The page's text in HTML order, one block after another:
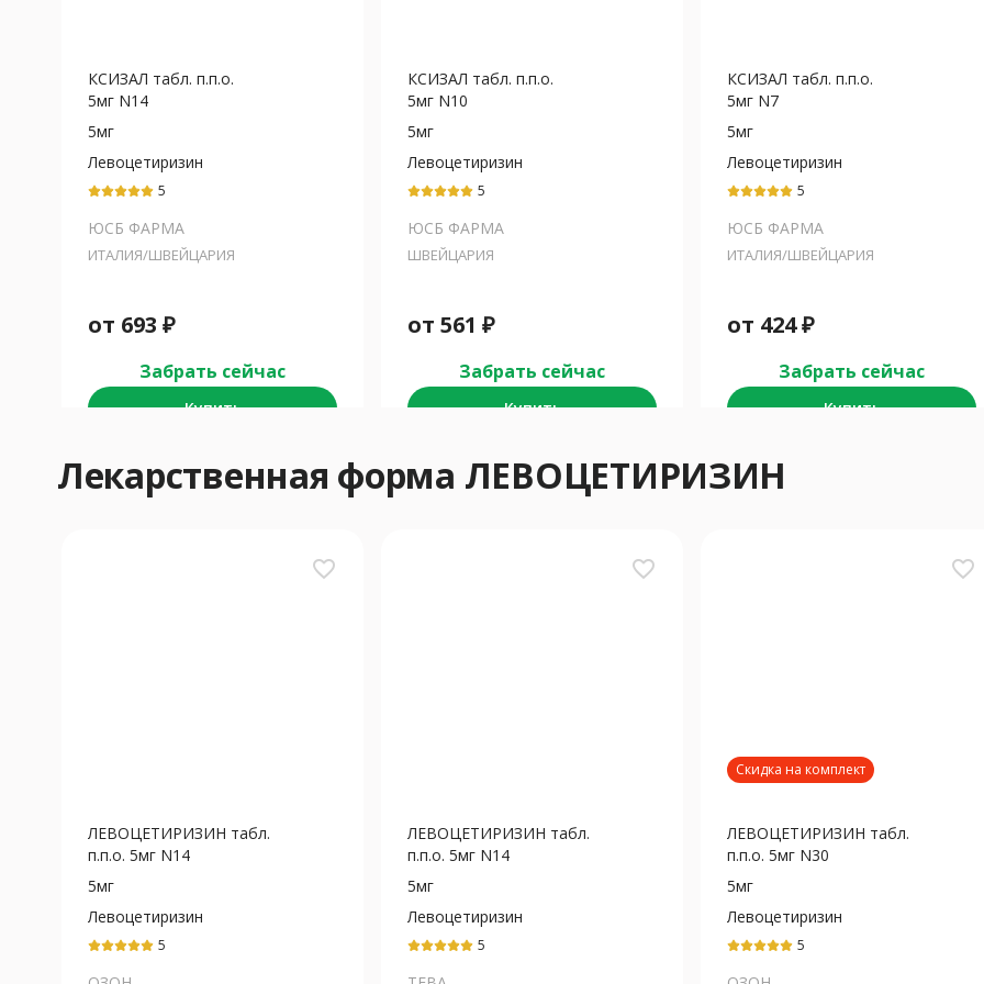
КСИЗАЛ табл. п.п.о.
5мг N14
5мг
Левоцетиризин
5
ЮСБ ФАРМА
ИТАЛИЯ/ШВЕЙЦАРИЯ
от 693 ₽
Забрать сейчас
Купить
КСИЗАЛ табл. п.п.о.
5мг N10
5мг
Левоцетиризин
5
ЮСБ ФАРМА
ШВЕЙЦАРИЯ
от 561 ₽
Забрать сейчас
Купить
КСИЗАЛ табл. п.п.о.
5мг N7
5мг
Левоцетиризин
5
ЮСБ ФАРМА
ИТАЛИЯ/ШВЕЙЦАРИЯ
от 424₽
Забрать сейчас
Купить
Лекарственная форма ЛЕВОЦЕТИРИЗИН
favorite_border
ЛЕВОЦЕТИРИЗИН табл.
п.п.о. 5мг N14
5мг
Левоцетиризин
5
favorite_border
ЛЕВОЦЕТИРИЗИН табл.
п.п.о. 5мг N14
5мг
Левоцетиризин
5
favorite_border
Скидка на комплект
ЛЕВОЦЕТИРИЗИН табл.
п.п.о. 5мг N30
5мг
Левоцетиризин
5